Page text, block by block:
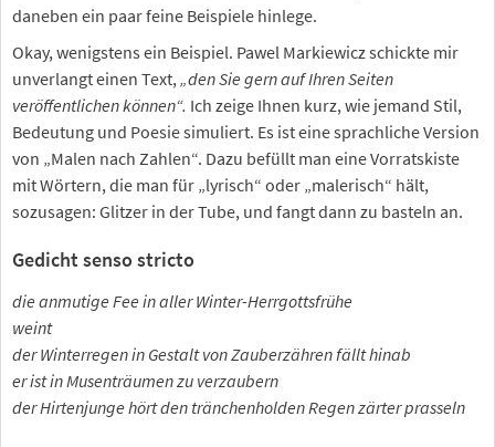
daneben ein paar feine Beispiele hinlege.
Okay, wenigstens ein Beispiel. Pawel Markiewicz schickte mir
unverlangt einen Text,„den Sie gern auf Ihren Seiten
veröffentlichen können“. Ich zeige Ihnen kurz, wie jemand Stil,
Bedeutung und Poesie simuliert. Es ist eine sprachliche Version
von „Malen nach Zahlen“. Dazu befüllt man eine Vorratskiste
mit Wörtern, die man für „lyrisch“ oder „malerisch“ hält,
sozusagen: Glitzer in der Tube, und fangt dann zu basteln an.
Gedicht senso stricto
die anmutige Fee in aller Winter-Herrgottsfrühe
weint
der Winterregen in Gestalt von Zauberzähren fällt hinab
er ist in Musenträumen zu verzaubern
der Hirtenjunge hört den tränchenholden Regen zärter prasseln